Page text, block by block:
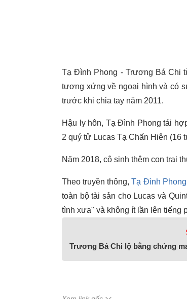
Tạ Đình Phong - Trương Bá Chi
tương xứng về ngoại hình và có
trước khi chia tay năm 2011.
Hậu ly hôn, Tạ Đình Phong tái
2 quý tử Lucas Tạ Chấn Hiên (16
Năm 2018, cô sinh thêm con trai
Theo truyền thông,Tạ Đình Phong
toàn bộ tài sản cho Lucas và
tình xưa" và không ít lần lên tiếng
Trương Bá Chi lộ bằng chứng